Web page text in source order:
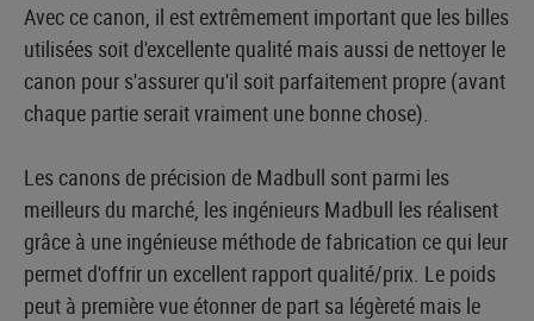
Avec ce canon, il est extrêmement important que les billes
utilisées soit d'excellente qualité mais aussi de nettoyer le
canon pour s'assurer qu'il soit parfaitement propre (avant
chaque partie serait vraiment une bonne chose).
Les canons de précision de Madbull sont parmi les
meilleurs du marché, les ingénieurs Madbull les réalisent
grâce à une ingénieuse méthode de fabrication ce qui leur
permet d'offrir un excellent rapport qualité/prix. Le poids
peut à première vue étonner de part sa légèreté mais le